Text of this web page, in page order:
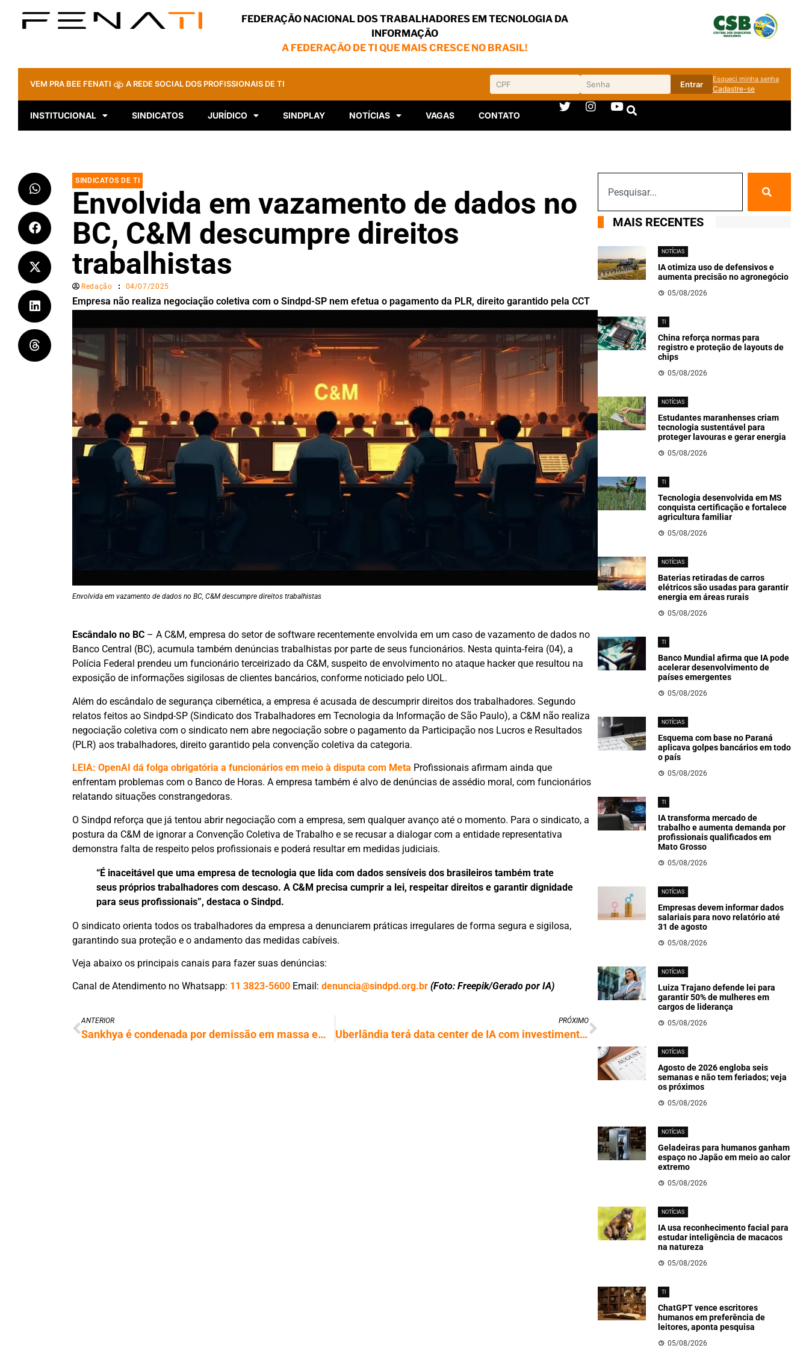
FEDERAÇÃO NACIONAL DOS TRABALHADORES EM TECNOLOGIA DA
INFORMAÇÃO
A FEDERAÇÃO DE TI QUE MAIS CRESCE NO BRASIL!
VEM PRA BEE FENATI A REDE SOCIAL DOS PROFISSIONAIS DE TI Entrar
Esqueci minha senha
Cadastre-se
INSTITUCIONAL SINDICATOS JURÍDICO SINDPLAY NOTÍCIAS VAGAS CONTATO
SINDICATOS DE TI
Envolvida em vazamento de dados no
BC, C&M descumpre direitos
trabalhistas
Redação 04/07/2025
Empresa não realiza negociação coletiva com o Sindpd-SP nem efetua o pagamento da PLR, direito garantido pela CCT
Envolvida em vazamento de dados no BC, C&M descumpre direitos trabalhistas
Escândalo no BC– A C&M, empresa do setor de software recentemente envolvida em um caso de vazamento de dados no
Banco Central (BC), acumula também denúncias trabalhistas por parte de seus funcionários. Nesta quinta-feira (04), a
Polícia Federal prendeu um funcionário terceirizado da C&M, suspeito de envolvimento no ataque hacker que resultou na
exposição de informações sigilosas de clientes bancários, conforme noticiado pelo UOL.
Além do escândalo de segurança cibernética, a empresa é acusada de descumprir direitos dos trabalhadores. Segundo
relatos feitos ao Sindpd-SP (Sindicato dos Trabalhadores em Tecnologia da Informação de São Paulo), a C&M não realiza
negociação coletiva com o sindicato nem abre negociação sobre o pagamento da Participação nos Lucros e Resultados
(PLR) aos trabalhadores, direito garantido pela convenção coletiva da categoria.
LEIA: OpenAI dá folga obrigatória a funcionários em meio à disputa com Meta Profissionais afirmam ainda que
enfrentam problemas com o Banco de Horas. A empresa também é alvo de denúncias de assédio moral, com funcionários
relatando situações constrangedoras.
O Sindpd reforça que já tentou abrir negociação com a empresa, sem qualquer avanço até o momento. Para o sindicato, a
postura da C&M de ignorar a Convenção Coletiva de Trabalho e se recusar a dialogar com a entidade representativa
demonstra falta de respeito pelos profissionais e poderá resultar em medidas judiciais.
“É inaceitável que uma empresa de tecnologia que lida com dados sensíveis dos brasileiros também trate
seus próprios trabalhadores com descaso. A C&M precisa cumprir a lei, respeitar direitos e garantir dignidade
para seus profissionais”, destaca o Sindpd.
O sindicato orienta todos os trabalhadores da empresa a denunciarem práticas irregulares de forma segura e sigilosa,
garantindo sua proteção e o andamento das medidas cabíveis.
Veja abaixo os principais canais para fazer suas denúncias:
Canal de Atendimento no Whatsapp: 11 3823-5600Email: denuncia@sindpd.org.br (Foto: Freepik/Gerado por IA)
ANTERIOR
Sankhya é condenada por demissão em massa em Uberlândia
PRÓXIMO
Uberlândia terá data center de IA com investimento de R$ 6 bilhões
MAIS RECENTES
NOTÍCIAS
IA otimiza uso de defensivos e
aumenta precisão no agronegócio
05/08/2026
TI
China reforça normas para
registro e proteção de layouts de
chips
05/08/2026
NOTÍCIAS
Estudantes maranhenses criam
tecnologia sustentável para
proteger lavouras e gerar energia
05/08/2026
TI
Tecnologia desenvolvida em MS
conquista certificação e fortalece
agricultura familiar
05/08/2026
NOTÍCIAS
Baterias retiradas de carros
elétricos são usadas para garantir
energia em áreas rurais
05/08/2026
TI
Banco Mundial afirma que IA pode
acelerar desenvolvimento de
países emergentes
05/08/2026
NOTÍCIAS
Esquema com base no Paraná
aplicava golpes bancários em todo
o país
05/08/2026
TI
IA transforma mercado de
trabalho e aumenta demanda por
profissionais qualificados em
Mato Grosso
05/08/2026
NOTÍCIAS
Empresas devem informar dados
salariais para novo relatório até
31 de agosto
05/08/2026
NOTÍCIAS
Luiza Trajano defende lei para
garantir 50% de mulheres em
cargos de liderança
05/08/2026
NOTÍCIAS
Agosto de 2026 engloba seis
semanas e não tem feriados; veja
os próximos
05/08/2026
NOTÍCIAS
Geladeiras para humanos ganham
espaço no Japão em meio ao calor
extremo
05/08/2026
NOTÍCIAS
IA usa reconhecimento facial para
estudar inteligência de macacos
na natureza
05/08/2026
TI
ChatGPT vence escritores
humanos em preferência de
leitores, aponta pesquisa
05/08/2026